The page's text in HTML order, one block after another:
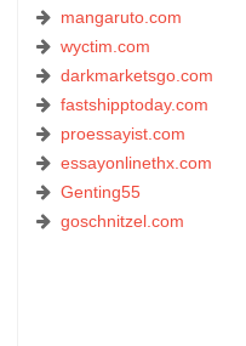
mangaruto.com
wyctim.com
darkmarketsgo.com
fastshipptoday.com
proessayist.com
essayonlinethx.com
Genting55
goschnitzel.com